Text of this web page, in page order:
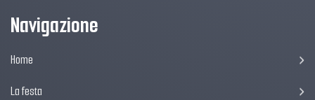
Navigazione
Home
La festa